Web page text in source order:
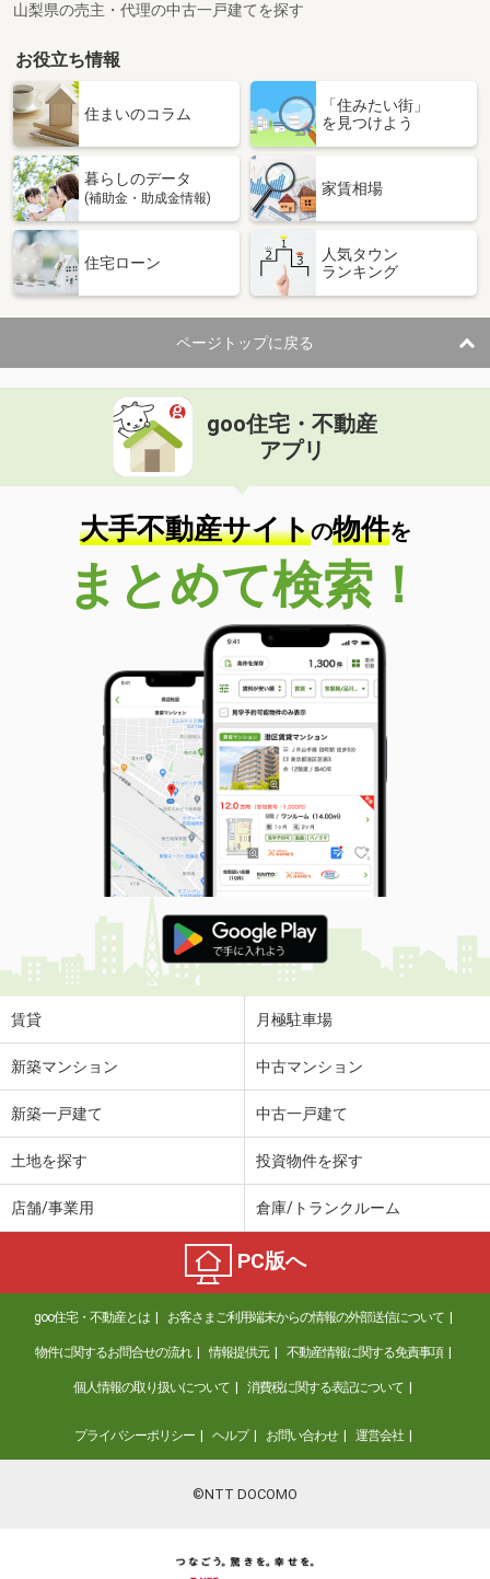
土地面積 330.58m²
山梨県の売主・代理の中古一戸建てを探す
お役立ち情報
住まいのコラム
「住みたい街」
を見つけよう
暮らしのデータ
(補助金・助成金情報)
家賃相場
住宅ローン
人気タウン
ランキング
ページトップに戻る
goo住宅・不動産
アプリ
大手不動産サイトの物件を
まとめて検索！
賃貸 月極駐車場
新築マンション 中古マンション
新築一戸建て 中古一戸建て
土地を探す 投資物件を探す
店舗/事業用 倉庫/トランクルーム
PC版へ
goo住宅・不動産とは お客さまご利用端末からの情報の外部送信について
物件に関するお問合せの流れ 情報提供元 不動産情報に関する免責事項
個人情報の取り扱いについて 消費税に関する表記について
プライバシーポリシー ヘルプ お問い合わせ 運営会社
©NTT DOCOMO